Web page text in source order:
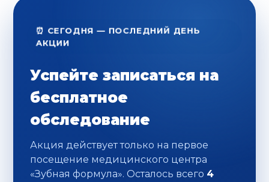
⏰ СЕГОДНЯ — ПОСЛЕДНИЙ ДЕНЬ
АКЦИИ
Успейте записаться на
бесплатное
обследование
Акция действует только на первое
посещение медицинского центра
«Зубная формула». Осталось всего 3мест